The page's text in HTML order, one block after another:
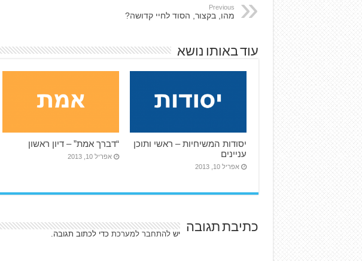
Previous
מהו, בקצור, הסוד לחיי קדושה?
עוד באותו נושא
יסודות המשיחיות – ראשי ותוכן
עניינים
אפריל 10, 2013
“דברך אמת” – דיון ראשון
אפריל 10, 2013
כתיבת תגובה ישלהתחבר למערכת כדי לכתוב תגובה.